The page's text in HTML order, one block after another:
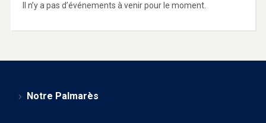
Il n’y a pas d’événements à venir pour le moment.
Notre Palmarès